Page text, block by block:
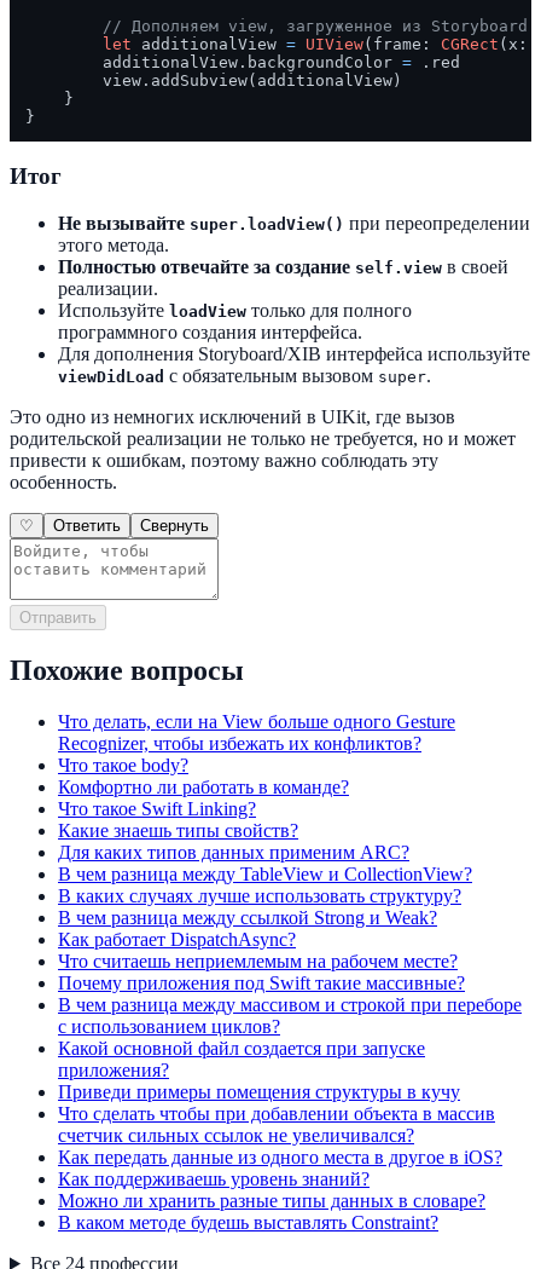
// Дополняем view, загруженное из Storyboard
let additionalView = UIView(frame: CGRect (x:
        additionalView.backgroundColor
= .red
        view.addSubview(additionalView)
    }
Итог
Не вызывайте super.loadView() при переопределении
этого метода.
Полностью отвечайте за создание self.view в своей
реализации.
Используйте loadView только для полного
программного создания интерфейса.
Для дополнения Storyboard/XIB интерфейса используйте
viewDidLoad с обязательным вызовом super.
Это одно из немногих исключений в UIKit, где вызов
родительской реализации не только не требуется, но и может
привести к ошибкам, поэтому важно соблюдать эту
особенность.
♡ Ответить Свернуть
Отправить
Похожие вопросы
Что делать, если на View больше одного Gesture
Recognizer, чтобы избежать их конфликтов?
Что такое body?
Комфортно ли работать в команде?
Что такое Swift Linking?
Какие знаешь типы свойств?
Для каких типов данных применим ARC?
В чем разница между TableView и CollectionView?
В каких случаях лучше использовать структуру?
В чем разница между ссылкой Strong и Weak?
Как работает DispatchAsync?
Что считаешь неприемлемым на рабочем месте?
Почему приложения под Swift такие массивные?
В чем разница между массивом и строкой при переборе
с использованием циклов?
Какой основной файл создается при запуске
приложения?
Приведи примеры помещения структуры в кучу
Что сделать чтобы при добавлении объекта в массив
счетчик сильных ссылок не увеличивался?
Как передать данные из одного места в другое в iOS?
Как поддерживаешь уровень знаний?
Можно ли хранить разные типы данных в словаре?
В каком методе будешь выставлять Constraint?
Все 24 профессии